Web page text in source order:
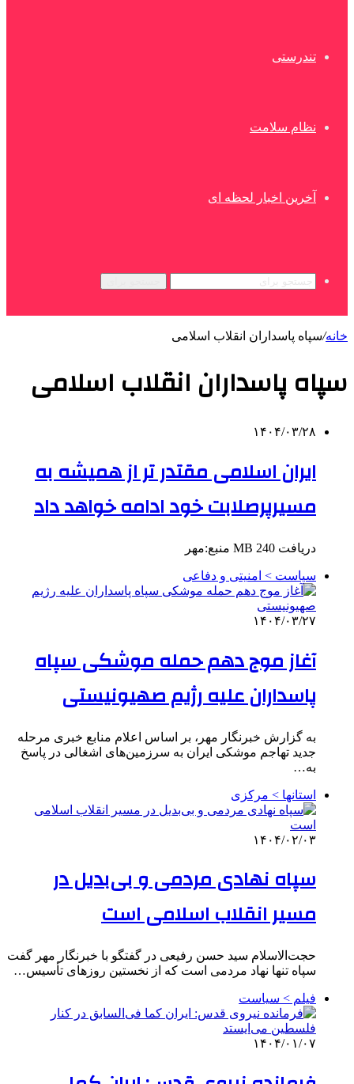
تندرستی
نظام سلامت
آخرین اخبار لحظه ای
خانه/سپاه پاسداران انقلاب اسلامی
سپاه پاسداران انقلاب اسلامی
۱۴۰۴/۰۳/۲۸
ایران اسلامی مقتدر تر از همیشه به
مسیرپرصلابت خود ادامه خواهد داد
دریافت 240 MB منبع:مهر
سیاست > امنیتی و دفاعی
۱۴۰۴/۰۳/۲۷
آغاز موج دهم حمله موشکی سپاه
پاسداران علیه رژیم صهیونیستی
به گزارش خبرنگار مهر، بر اساس اعلام منابع خبری مرحله
جدید تهاجم موشکی ایران به سرزمین‌های اشغالی در پاسخ
به…
استانها > مرکزی
۱۴۰۴/۰۲/۰۳
سپاه نهادی مردمی و بی‌بدیل در
مسیر انقلاب اسلامی است
حجت‌الاسلام سید حسن رفیعی در گفتگو با خبرنگار مهر گفت
سپاه تنها نهاد مردمی است که از نخستین روزهای تأسیس…
فیلم > سیاست
۱۴۰۴/۰۱/۰۷